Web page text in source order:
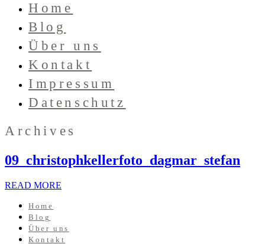
Home
Blog
Über uns
Kontakt
Impressum
Datenschutz
Archives
09_christophkellerfoto_dagmar_stefan
READ MORE
Home
Blog
Über uns
Kontakt